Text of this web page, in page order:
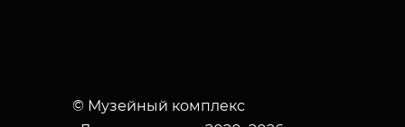
© Музейный комплекс